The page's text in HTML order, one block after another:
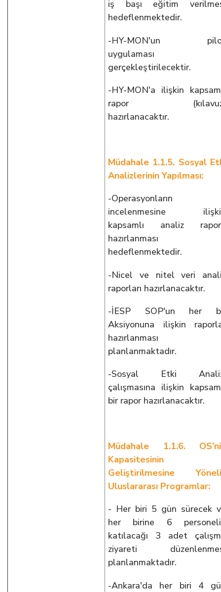
iş başı eğitim
hedeflenmektedir.
-HY-MON'un
uygulaması
gerçekleştirilecektir.
-HY-MON'a ilişkin
rapor
hazırlanacaktır.
Müdahale 1.1.5. Sosyal
Analizlerinin Yapılması:
-Operasyonların
incelenmesine
kapsamlı analiz
hazırlanması
hedeflenmektedir.
-Nicel ve nitel veri
raporları hazırlanacaktır.
-İESP SOP'un her
Aksiyonuna ilişkin
hazırlanması
planlanmaktadır.
-Sosyal Etki
çalışmasına ilişkin
bir rapor hazırlanacaktır.
Müdahale 1.1.6.
Kapasitesinin
Geliştirilmesine
Uluslararası Programlar:
- Her biri 5 gün sürecek
her birine 6
katılacağı 3 adet
ziyareti
planlanmaktadır.
-Ankara'da her biri 4